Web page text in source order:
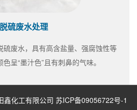
脱硫废水处理
硫废水，具有高含盐量、强腐蚀性等
呈“墨汁色”且有刺鼻的气味。
鑫化工有限公司 苏ICP备09056722号-1